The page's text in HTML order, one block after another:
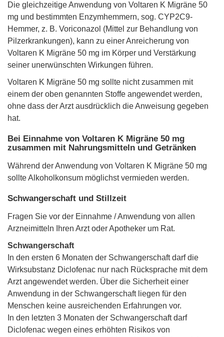
Die gleichzeitige Anwendung von Voltaren K Migräne 50
mg und bestimmten Enzymhemmern, sog. CYP2C9-
Hemmer, z. B. Voriconazol (Mittel zur Behandlung von
Pilzerkrankungen), kann zu einer Anreicherung von
Voltaren K Migräne 50 mg im Körper und Verstärkung
seiner unerwünschten Wirkungen führen.
Voltaren K Migräne 50 mg sollte nicht zusammen mit
einem der oben genannten Stoffe angewendet werden,
ohne dass der Arzt ausdrücklich die Anweisung gegeben
hat.
Bei Einnahme von Voltaren K Migräne 50 mg
zusammen mit Nahrungsmitteln und Getränken
Während der Anwendung von Voltaren K Migräne 50 mg
sollte Alkoholkonsum möglichst vermieden werden.
Schwangerschaft und Stillzeit
Fragen Sie vor der Einnahme / Anwendung von allen
Arzneimitteln Ihren Arzt oder Apotheker um Rat.
Schwangerschaft
In den ersten 6 Monaten der Schwangerschaft darf die
Wirksubstanz Diclofenac nur nach Rücksprache mit dem
Arzt angewendet werden. Über die Sicherheit einer
Anwendung in der Schwangerschaft liegen für den
Menschen keine ausreichenden Erfahrungen vor.
In den letzten 3 Monaten der Schwangerschaft darf
Diclofenac wegen eines erhöhten Risikos von